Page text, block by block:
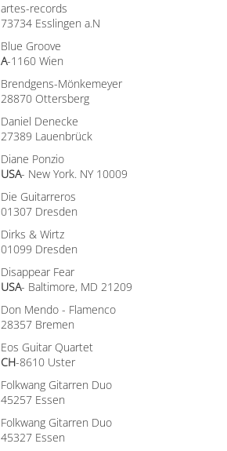
artes-records
73734 Esslingen a.N
Blue Groove
A-1160 Wien
Brendgens-Mönkemeyer
28870 Ottersberg
Daniel Denecke
27389 Lauenbrück
Diane Ponzio
USA- New York. NY 10009
Die Guitarreros
01307 Dresden
Dirks & Wirtz
01099 Dresden
Disappear Fear
USA- Baltimore, MD 21209
Don Mendo - Flamenco
28357 Bremen
Eos Guitar Quartet
CH-8610 Uster
Folkwang Gitarren Duo
45257 Essen
Folkwang Gitarren Duo
45327 Essen